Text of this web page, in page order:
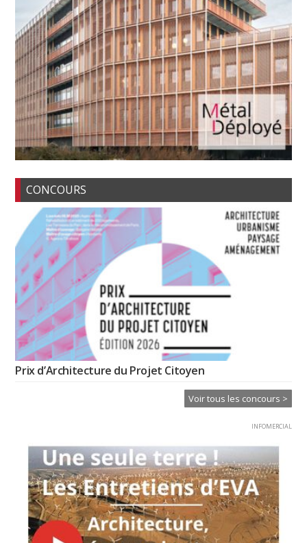
CONCOURS
Prix d’Architecture du Projet Citoyen
Voir tous les concours >
INFOMERCIAL